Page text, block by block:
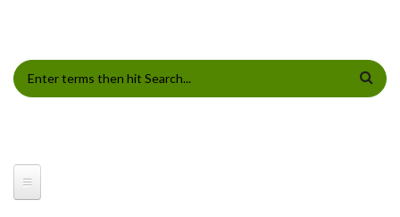
FORMULÁRIO DE BUSCA